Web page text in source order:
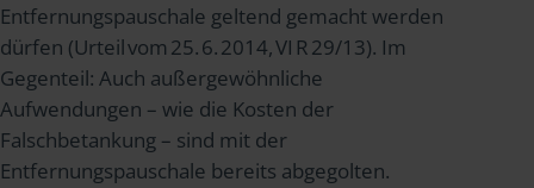
Entfernungspauschale geltend gemacht werden
dürfen (Urteil vom 25. 6. 2014, VI R 29/13). Im
Gegenteil: Auch außergewöhnliche
Aufwendungen – wie die Kosten der
Falschbetankung – sind mit der
Entfernungspauschale bereits abgegolten.